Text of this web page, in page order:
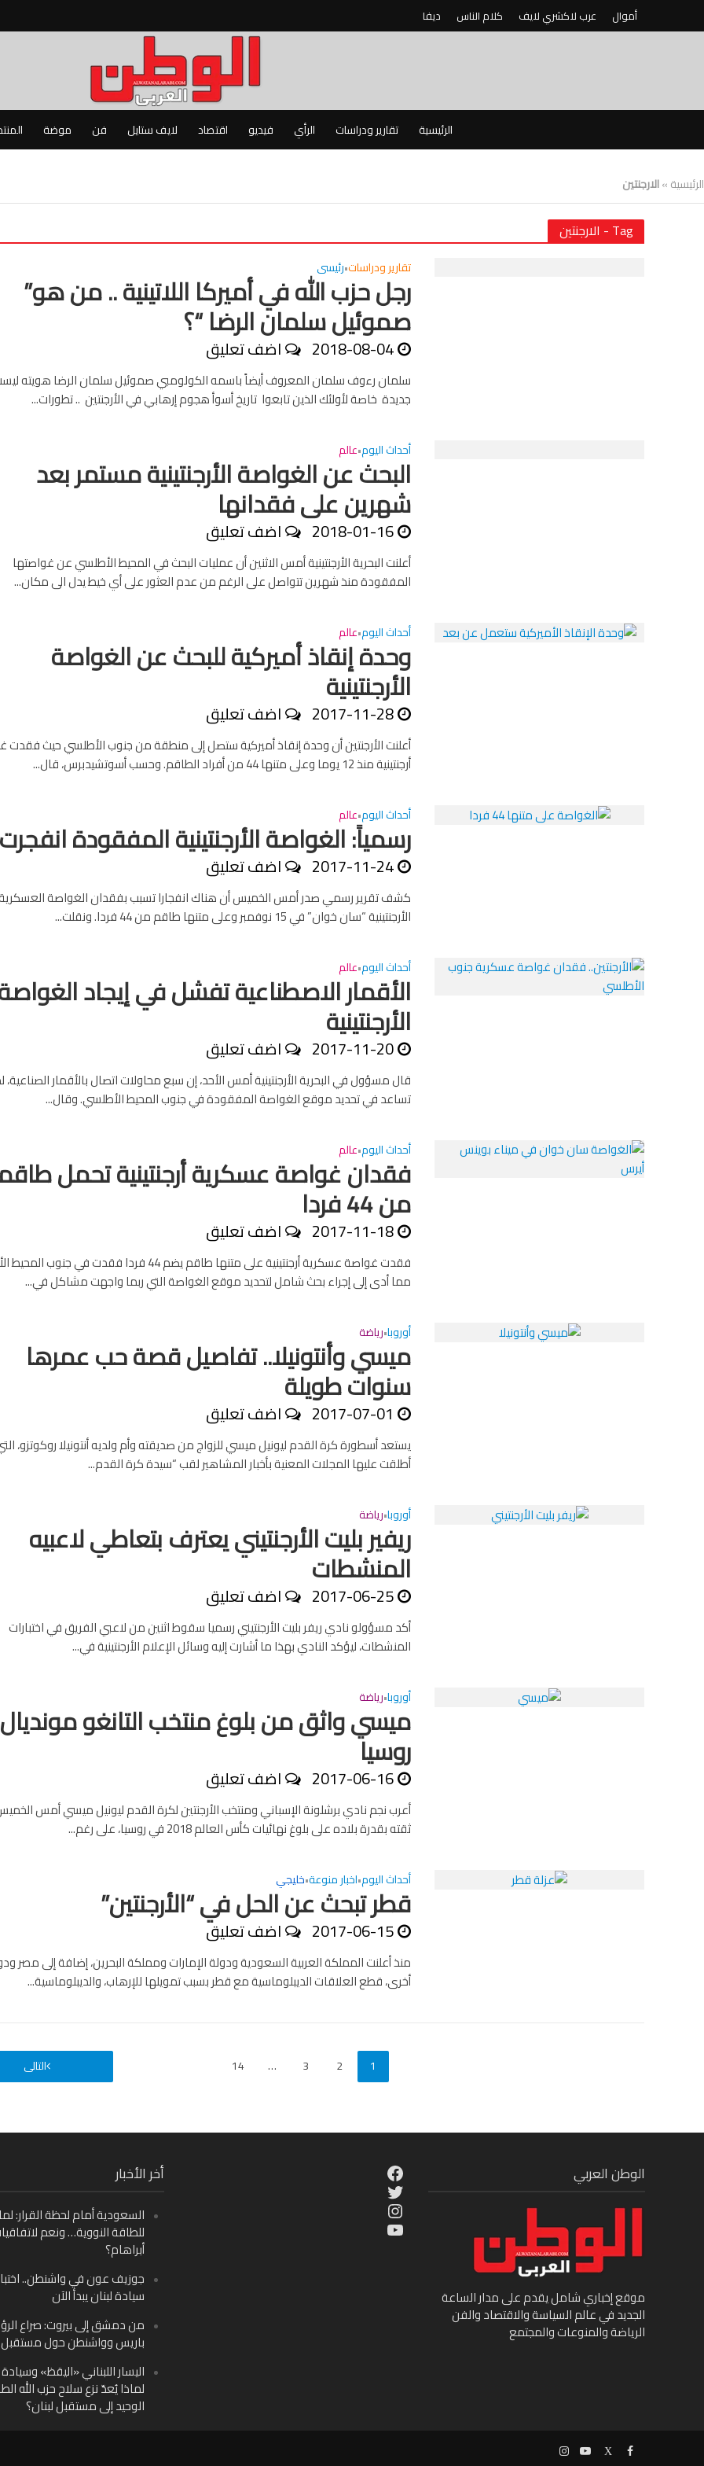
أموال عرب لاكشري لايف كلام الناس ديفا
الرئيسية تقارير ودراسات الرأي فيديو اقتصاد لايف ستايل فن موضة
الرئيسية»الارجنتين
Tag - الارجنتين
تقارير ودراسات•رئيسى
رجل حزب الله في أميركا اللاتينية .. من هو”
صموئيل سلمان الرضا “؟
2018-08-04 اضف تعليق
سلمان رءوف سلمان المعروف أيضاً باسمه الكولومبي صموئيل سلمان الرضا هويته
جديدة خاصة لأولئك الذين تابعوا تاريخ أسوأ هجوم إرهابي في الأرجنتين .. تطورات...
أحداث اليوم•عالم
البحث عن الغواصة الأرجنتينية مستمر بعد
شهرين على فقدانها
2018-01-16 اضف تعليق
أعلنت البحرية الأرجنتينية أمس الاثنين أن عمليات البحث في المحيط الأطلسي عن غواصتها
المفقودة منذ شهرين تتواصل على الرغم من عدم العثور على أي خيط يدل الى مكان...
أحداث اليوم•عالم
وحدة إنقاذ أميركية للبحث عن الغواصة
الأرجنتينية
2017-11-28 اضف تعليق
أعلنت الأرجنتين أن وحدة إنقاذ أميركية ستصل إلى منطقة من جنوب الأطلسي حيث فقدت
أرجنتينية منذ 12 يوما وعلى متنها 44 من أفراد الطاقم. وحسب أسوتشيدبرس، قال...
أحداث اليوم•عالم
رسمياً: الغواصة الأرجنتينية المفقودة انفجرت
2017-11-24 اضف تعليق
كشف تقرير رسمي صدر أمس الخميس أن هناك انفجارا تسبب بفقدان الغواصة
الأرجنتينية “سان خوان” في 15 نوفمبر وعلى متنها طاقم من 44 فردا. ونقلت...
أحداث اليوم•عالم
الأقمار الاصطناعية تفشل في إيجاد
الأرجنتينية
2017-11-20 اضف تعليق
قال مسؤول في البحرية الأرجنتينية أمس الأحد، إن سبع محاولات اتصال بالأقمار الصناعية،
تساعد في تحديد موقع الغواصة المفقودة في جنوب المحيط الأطلسي. وقال...
أحداث اليوم•عالم
فقدان غواصة عسكرية أرجنتينية تحمل
من 44 فردا
2017-11-18 اضف تعليق
فقدت غواصة عسكرية أرجنتينية على متنها طاقم يضم 44 فردا فقدت في
مما أدى إلى إجراء بحث شامل لتحديد موقع الغواصة التي ربما واجهت مشاكل في...
أوروبا•رياضة
ميسي وأنتونيلا.. تفاصيل قصة حب عمرها
سنوات طويلة
2017-07-01 اضف تعليق
يستعد أسطورة كرة القدم ليونيل ميسي للزواج من صديقته وأم ولديه أنتونيلا روكوتزو،
أطلقت عليها المجلات المعنية بأخبار المشاهير لقب “سيدة كرة القدم...
أوروبا•رياضة
ريفير بليت الأرجنتيني يعترف بتعاطي لاعبيه
المنشطات
2017-06-25 اضف تعليق
أكد مسؤولو نادي ريفر بليت الأرجنتيني رسميا سقوط اثنين من لاعبي الفريق في اختبارات
المنشطات، ليؤكد النادي بهذا ما أشارت إليه وسائل الإعلام الأرجنتينية في...
أوروبا•رياضة
ميسي واثق من بلوغ منتخب التانغو مونديال
روسيا
2017-06-16 اضف تعليق
أعرب نجم نادي برشلونة الإسباني ومنتخب الأرجنتين لكرة القدم ليونيل ميسي أمس
ثقته بقدرة بلاده على بلوغ نهائيات كأس العالم 2018 في روسيا، على رغم...
أحداث اليوم•اخبار منوعة•خليجي
قطر تبحث عن الحل في “الأرجنتين”
2017-06-15 اضف تعليق
منذ أعلنت المملكة العربية السعودية ودولة الإمارات ومملكة البحرين، إضافة إلى مصر
أخرى، قطع العلاقات الديبلوماسية مع قطر بسبب تمويلها للإرهاب، والديبلوماسية...
1
2
3
…
14 التالى
أخر الأخبار
السعودية أمام لحظة القرار:
للطاقة النووية… ونعم
أبراهام؟
جوزيف عون في واشنطن..
سيادة لبنان يبدأ الآن
من دمشق إلى بيروت: صراع
باريس وواشنطن حول مستقبل
اليسار اللبناني «اليقظ»
لماذا يُعدّ نزع سلاح حزب الله
الوحيد إلى مستقبل لبنان؟
Facebook
Twitter
Instagram
YouTube
الوطن العربي
موقع إخباري شامل يقدم على مدار الساعة
الجديد في عالم السياسة والاقتصاد والفن
الرياضة والمنوعات والمجتمع